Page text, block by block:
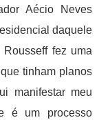
Aécio Neves
daquele
fez uma
tinham planos
manifestar meu
é um processo